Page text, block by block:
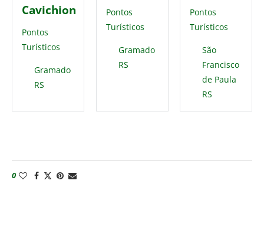
Cavichion
Pontos
Turísticos
Gramado
RS
Pontos
Turísticos
Gramado
RS
Pontos
Turísticos
São
Francisco
de Paula
RS
0